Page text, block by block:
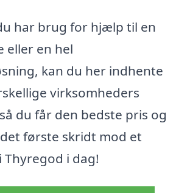
har brug for hjælp til en
eller en hel
kan du her indhente
virksomheders
du får den bedste pris og
første skridt mod et
Thyregod i dag!